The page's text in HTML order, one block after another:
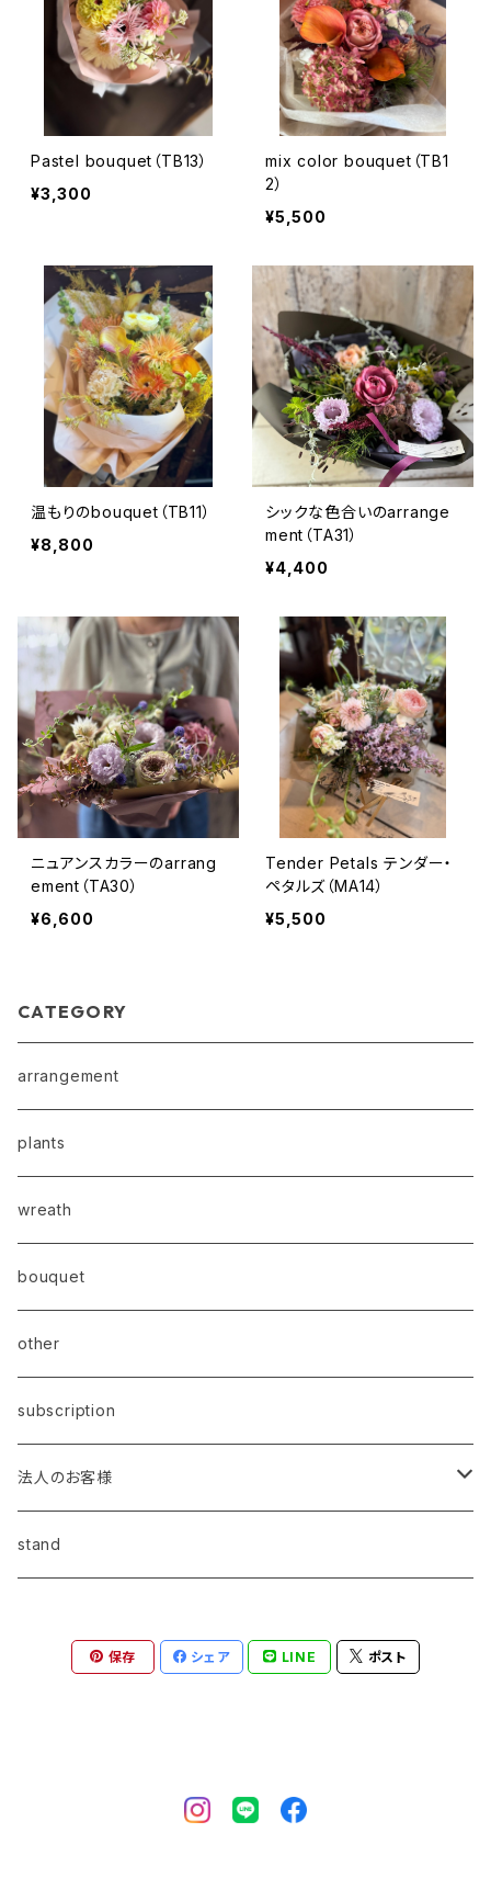
Pastel bouquet（TB13）
¥3,300
mix color bouquet（TB1
2）
¥5,500
温もりのbouquet（TB11）
¥8,800
シックな色合いのarrange
ment（TA31）
¥4,400
ニュアンスカラーのarrang
ement（TA30）
¥6,600
Tender Petals テンダー・
ペタルズ（MA14）
¥5,500
CATEGORY
arrangement
plants
wreath
bouquet
other
subscription
法人のお客様
昇進・昇格祝い
叙勲祝い
stand
保存 シェア LINE ポスト